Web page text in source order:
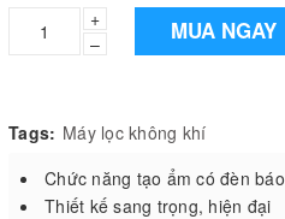
+
–
MUA NGAY
Tags: Máy lọc không khí
Chức năng tạo ẩm có đèn báo
Thiết kế sang trọng, hiện đại